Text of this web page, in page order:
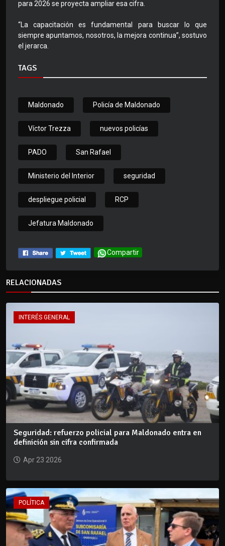
para 2026 se proyecta ampliar esa cifra.
“La capacitación es fundamental para buscar lo que
siempre apuntamos, nosotros, la mejora continua”, sostuvo
el jerarca.
TAGS
Maldonado Policía de Maldonado
Víctor Trezza nuevos policías
PADO San Rafael
Ministerio del Interior seguridad
despliegue policial RCP
Jefatura Maldonado
Compartir
RELACIONADAS
INTERÉS GENERAL
Seguridad: refuerzo policial para Maldonado entra en
definición sin cifra confirmada
Apr 23 2026
POLÍTICA